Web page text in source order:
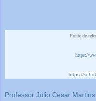
Fonte de
https://
https://
Professor Julio Cesar Martins